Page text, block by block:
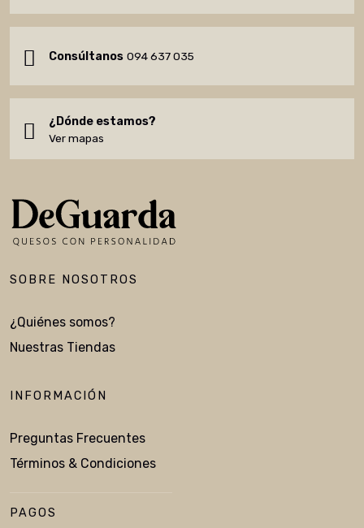
Consúltanos 094 637 035
¿Dónde estamos?
Ver mapas
SOBRE NOSOTROS
¿Quiénes somos?
Nuestras Tiendas
INFORMACIÓN
Preguntas Frecuentes
Términos & Condiciones
PAGOS